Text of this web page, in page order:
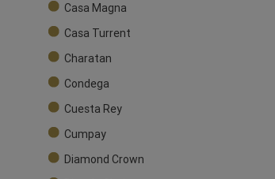
Casa Magna
Casa Turrent
Charatan
Condega
Cuesta Rey
Cumpay
Diamond Crown